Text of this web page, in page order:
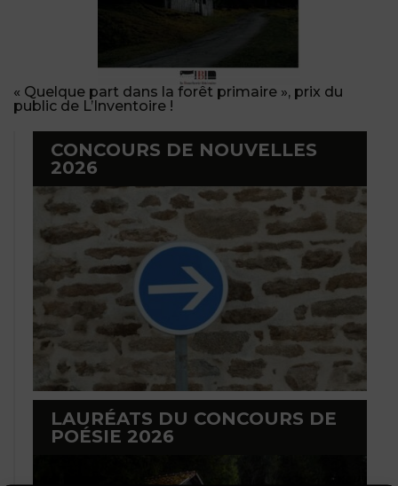
« Quelque part dans la forêt primaire », prix du
public de L’Inventoire !
CONCOURS DE NOUVELLES
2026
LAURÉATS DU CONCOURS DE
POÉSIE 2026